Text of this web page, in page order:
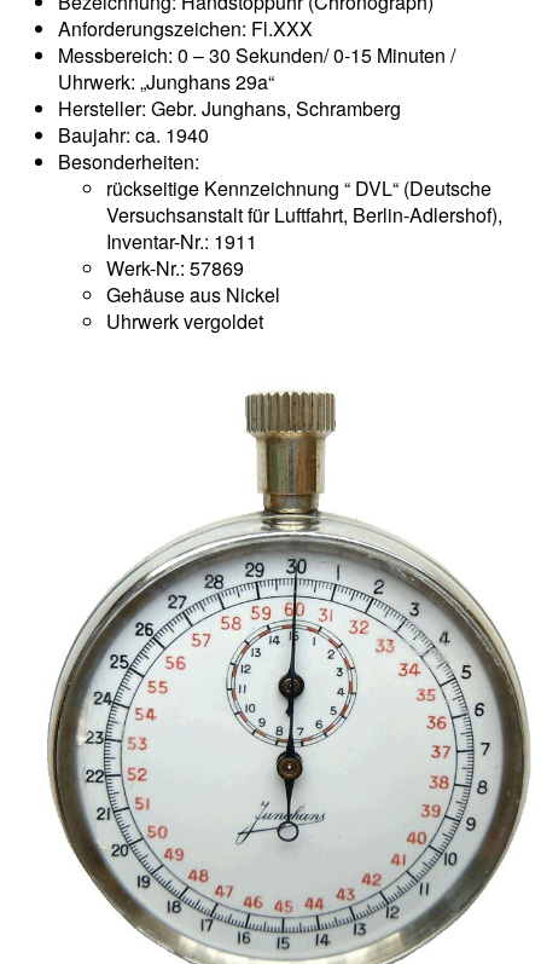
Anforderungszeichen: Fl.XXX
Messbereich: 0 – 30 Sekunden/ 0-15 Minuten /
Uhrwerk: „Junghans 29a“
Hersteller: Gebr. Junghans, Schramberg
Baujahr: ca. 1940
Besonderheiten:
rückseitige Kennzeichnung “ DVL“ (Deutsche
Versuchsanstalt für Luftfahrt, Berlin-Adlershof),
Inventar-Nr.: 1911
Werk-Nr.: 57869
Gehäuse aus Nickel
Uhrwerk vergoldet